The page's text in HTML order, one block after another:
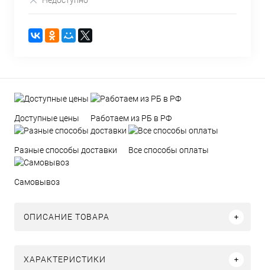
Доступные цены Работаем из РБ в РФ
Разные способы доставки Все способы оплаты
Самовывоз
ОПИСАНИЕ ТОВАРА
ХАРАКТЕРИСТИКИ